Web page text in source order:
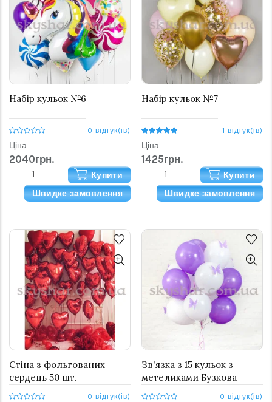
Набір кульок №6
0 відгук(ів)
Ціна
2040грн.
Купити
Швидке замовлення
Набір кульок №7
1 відгук(ів)
Ціна
1425грн.
Купити
Швидке замовлення
Стіна з фольгованих
сердець 50 шт.
0 відгук(ів)
Зв'язка з 15 кульок з
метеликами Бузкова
0 відгук(ів)